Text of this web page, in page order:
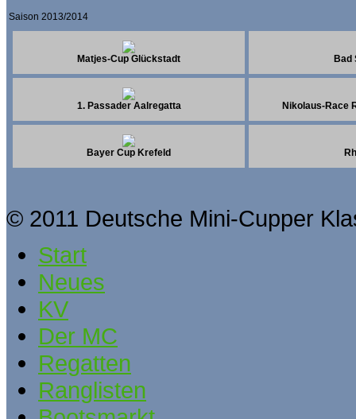
Saison 2013/2014
Matjes-Cup Glückstadt Bad
1. Passader Aalregatta Nikolaus-Race
Bayer Cup Krefeld
© 2011 Deutsche Mini-Cupper
Start
Neues
KV
Der MC
Regatten
Ranglisten